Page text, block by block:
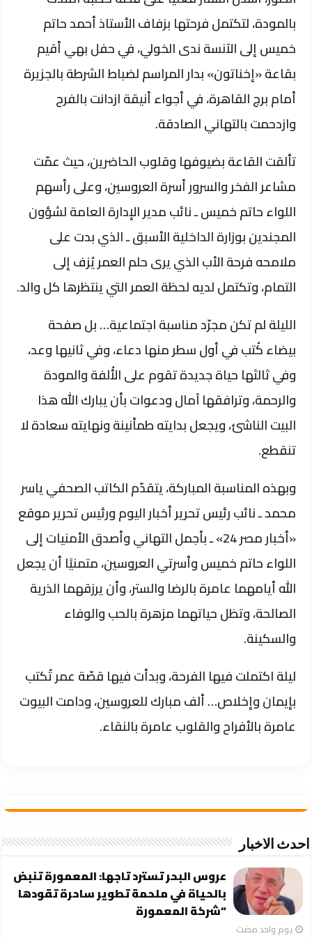
بالمودة، لتكتمل فرحتها بزفاف الأستاذ أحمد حاتم
خميس إلى الآنسة ندى الخولي، في حفل بهي أقيم
بقاعة «إخناتون» بدار المراسم لضباط الشرطة بالجزيرة
أمام برج القاهرة، في أجواء أنيقة ازدانت بالفرح
وازدحمت بالتهاني الصادقة.
تألقت القاعة بضيوفها وقلوب الحاضرين، حيث عمّت
مشاعر الفخر والسرور أسرة العروسين، وعلى رأسهم
اللواء حاتم خميس ـ نائب مدير الإدارة العامة لشؤون
المجندين بوزارة الداخلية الأسبق ـ الذي بدت على
ملامحه فرحة الأب الذي يرى حلم العمر يُزف إلى
التمام، وتكتمل لديه لحظة العمر التي ينتظرها كل والد.
الليلة لم تكن مجرّد مناسبة اجتماعية… بل صفحة
بيضاء كُتب في أول سطر منها دعاء، وفي ثانيها وعد،
وفي ثالثها حياة جديدة تقوم على الأُلفة والمودة
والرحمة، وترافقها آمال ودعوات بأن يبارك الله هذا
البيت الناشئ، ويجعل بدايته طمأنينة ونهايته سعادة لا
تنقطع.
وبهذه المناسبة المباركة، يتقدّم الكاتب الصحفي ياسر
محمد ـ نائب رئيس تحرير أخبار اليوم ورئيس تحرير موقع
«أخبار مصر 24» ـ بأجمل التهاني وأصدق الأمنيات إلى
اللواء حاتم خميس وأسرتي العروسين، متمنيًا أن يجعل
الله أيامهما عامرة بالرضا والستر، وأن يرزقهما الذرية
الصالحة، وتظل حياتهما مزهرة بالحب والوفاء
والسكينة.
ليلة اكتملت فيها الفرحة، وبدأت فيها قصّة عمر تُكتب
بإيمان وإخلاص… ألف مبارك للعروسين، ودامت البيوت
عامرة بالأفراح والقلوب عامرة بالنقاء.
احدث الاخبار
عروس البحر تسترد تاجها: المعمورة تنبض
بالحياة في ملحمة تطوير ساحرة تقودها
“شركة المعمورة
‏يوم واحد مضت